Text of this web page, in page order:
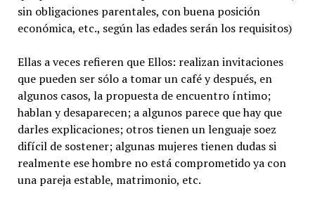
sin obligaciones parentales, con buena posición
económica, etc., según las edades serán los requisitos)
Ellas a veces refieren que Ellos: realizan invitaciones
que pueden ser sólo a tomar un café y después, en
algunos casos, la propuesta de encuentro íntimo;
hablan y desaparecen; a algunos parece que hay que
darles explicaciones; otros tienen un lenguaje soez
difícil de sostener; algunas mujeres tienen dudas si
realmente ese hombre no está comprometido ya con
una pareja estable, matrimonio, etc.